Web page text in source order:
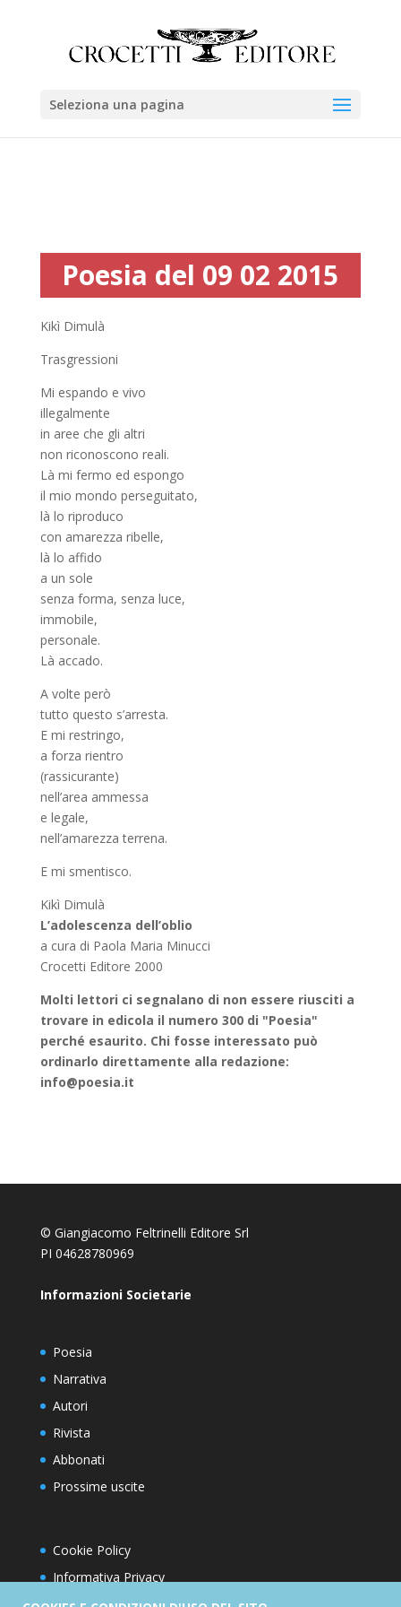
Seleziona una pagina
Poesia del 09 02 2015
Kikì Dimulà
Trasgressioni
Mi espando e vivo
illegalmente
in aree che gli altri
non riconoscono reali.
Là mi fermo ed espongo
il mio mondo perseguitato,
là lo riproduco
con amarezza ribelle,
là lo affido
a un sole
senza forma, senza luce,
immobile,
personale.
Là accado.
A volte però
tutto questo s’arresta.
E mi restringo,
a forza rientro
(rassicurante)
nell’area ammessa
e legale,
nell’amarezza terrena.
E mi smentisco.
Kikì Dimulà
L’adolescenza dell’oblio
a cura di Paola Maria Minucci
Crocetti Editore 2000
Molti lettori ci segnalano di non essere riusciti a
trovare in edicola il numero 300 di "Poesia"
perché esaurito. Chi fosse interessato può
ordinarlo direttamente alla redazione:
info@poesia.it
© Giangiacomo Feltrinelli Editore Srl
PI 04628780969
Informazioni Societarie
Poesia
Narrativa
Autori
Rivista
Abbonati
Prossime uscite
Cookie Policy
Informativa Privacy